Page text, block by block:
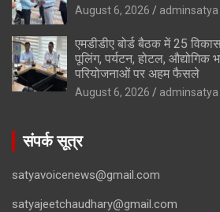
August 6, 2026 adminsatya
एमडीडीए बोर्ड बैठक में 25
पूलिंग, पर्यटन, होटल, औद्योगिक
परियोजनाओं पर अहम फैसले
August 6, 2026 adminsatya
संपर्क सूत्र
satyavoicenews@gmail.com
satyajeetchaudhary@gmail.com